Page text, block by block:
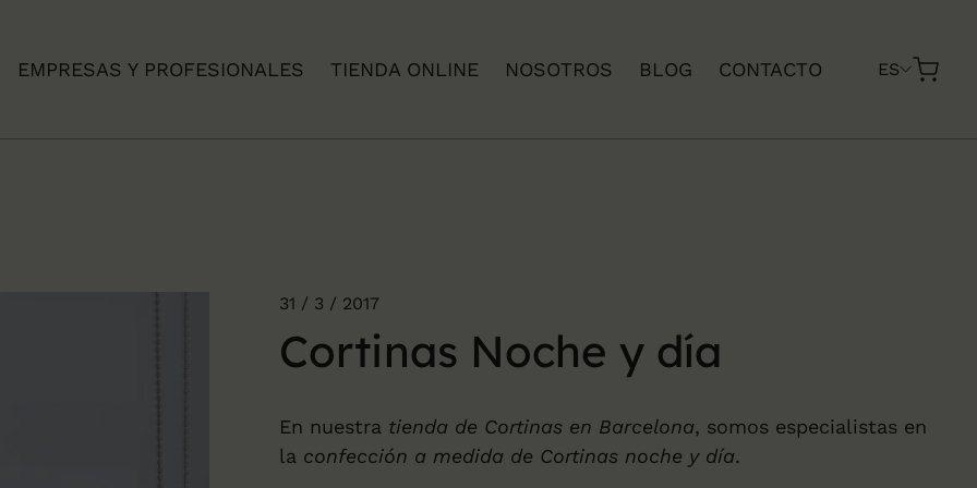
EMPRESAS Y PROFESIONALES TIENDA ONLINE NOSOTROS BLOG CONTACTO ES
31 / 3 / 2017
Cortinas Noche y día
En nuestra tienda de Cortinas en Barcelona, somos especialistas en
la confección a medida de Cortinas noche y día.